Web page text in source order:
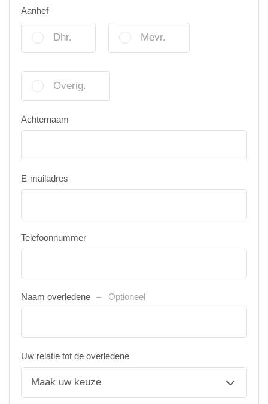
Aanhef
Dhr. Mevr.
Overig.
Achternaam
E-mailadres
Telefoonnummer
Naam overledene Optioneel
Uw relatie tot de overledene